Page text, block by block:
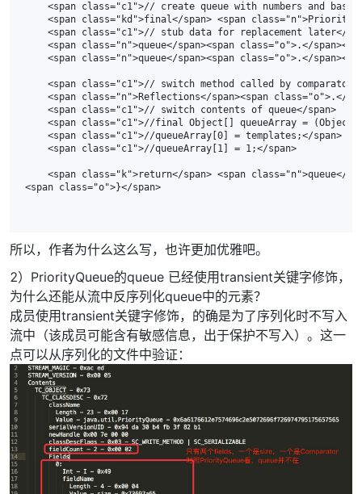
<span class="c1">// create queue with numbers and
<span class="kd">final</span> <span
<span class="c1">// stub data for replacement later</
<span class="n">queue</span><span class="o">.</
<span class="n">queue</span><span class="o">.</
<span class="c1">// switch method called by
<span class="n">Reflections</span><span class="o">.</
    <span class="c1">// switch contents of queue</span>
<span class="c1">//final Object[] queueArray =
    <span class="c1">//queueArray[0] = templates;</span>
    <span class="c1">//queueArray[1] = 1;</span>
<span class="k">return</span> <span class="n">queue</
所以，作者为什么这么写，也许更加优雅吧。
2）PriorityQueue的queue 已经使用transient关键字修饰，
为什么还能从流中反序列化queue中的元素？
成员使用transient关键字修饰，的确是为了序列化时不写入
流中（该成员可能含有敏感信息，出于保护不写入）。这一
点可以从序列化的文件中验证：